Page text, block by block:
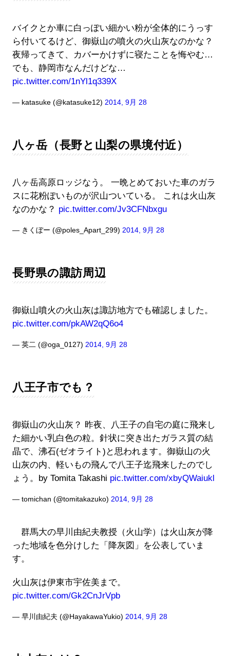
バイクとか車に白っぽい細かい粉が全体的にうっす
ら付いてるけど、御嶽山の噴火の火山灰なのかな？
夜帰ってきて、カバーかけずに寝たことを悔やむ…
でも、静岡市なんだけどな…
pic.twitter.com/1nYl1q339X
— katasuke (@katasuke12) 2014, 9月 28
八ヶ岳（長野と山梨の県境付近）
八ヶ岳高原ロッジなう。 一晩とめておいた車のガラ
スに花粉ぽいものが沢山ついている。 これは火山灰
なのかな？ pic.twitter.com/Jv3CFNbxgu
— きくぼー (@poles_Apart_299) 2014, 9月 28
長野県の諏訪周辺
御嶽山噴火の火山灰は諏訪地方でも確認しました。
pic.twitter.com/pkAW2qQ6o4
— 英二 (@oga_0127) 2014, 9月 28
八王子市でも？
御嶽山の火山灰？ 昨夜、八王子の自宅の庭に飛来し
た細かい乳白色の粒。針状に突き出たガラス質の結
晶で、沸石(ゼオライト)と思われます。御嶽山の火
山灰の内、軽いもの飛んで八王子迄飛来したのでし
ょう。by Tomita Takashi pic.twitter.com/xbyQWaiukl
— tomichan (@tomitakazuko) 2014, 9月 28
群馬大の早川由紀夫教授（火山学）は火山灰が降
った地域を色分けした「降灰図」を公表していま
す。
火山灰は伊東市宇佐美まで。
pic.twitter.com/Gk2CnJrVpb
— 早川由紀夫 (@HayakawaYukio) 2014, 9月 28